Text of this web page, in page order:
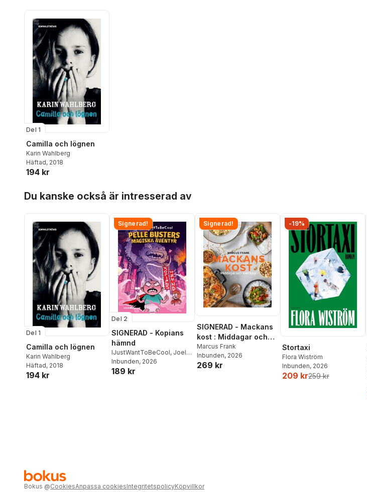
Del 1
Camilla och lögnen
Karin Wahlberg
Häftad, 2018
194 kr
Du kanske också är intresserad av
Del 1
Camilla och lögnen
Karin Wahlberg
Häftad, 2018
194 kr
Signerad!
Del 2
SIGNERAD - Kopians
hämnd
IJustWantToBeCool, Joel
Adolphson,Emil Ejdemo
Beer ,Victor Beer
Inbunden, 2026
189 kr
Signerad!
SIGNERAD - Mackans
kost : Middagar och
matlådor
Marcus Frank
Inbunden, 2026
269 kr
-19%
Stortaxi
Flora Wiström
Inbunden, 2026
209 kr259 kr
Bokus @CookiesAnpassa cookiesIntegritetspolicyKöpvillkor